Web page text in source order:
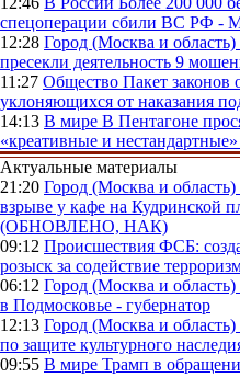
спецоперации сбили ВС РФ -
12:28 Город (Москва и область)
пресекли деятельность 9
11:27 Общество Пакет законов
уклоняющихся от наказания
14:13 В мире В Пентагоне
«креативные и
Актуальные материалы
21:20 Город (Москва и область)
взрыве у кафе на Кудринской
(ОБНОВЛЕНО, НАК)
09:12 Происшествия ФСБ:
розыск за содействие
06:12 Город (Москва и область)
в Подмосковье - губернатор
12:13 Город (Москва и область)
по защите культурного
09:55 В мире Трамп в